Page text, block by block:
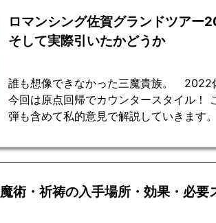
ロマンシング佐賀グランドツアー
そして実際引いたかどうか
誰も想像できなかった三魔貴族。 2022
今回は原点回帰でカウンタースタイル！
弾も含めて私的意見で解説していきます。
魔術・祈祷の入手場所・効果・必要